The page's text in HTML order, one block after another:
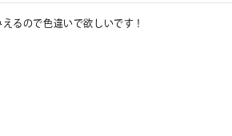
るので色違いで欲しいです！